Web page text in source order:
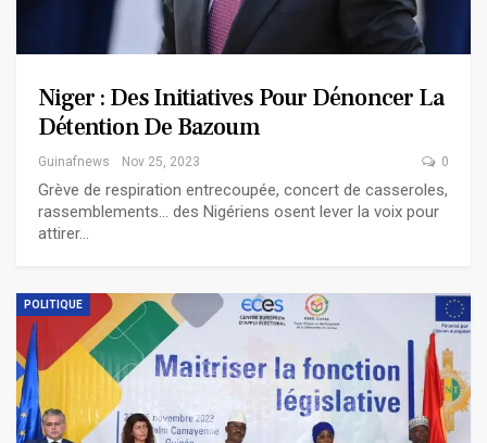
Niger : Des Initiatives Pour Dénoncer La
Détention De Bazoum
Guinafnews Nov 25, 2023 0
Grève de respiration entrecoupée, concert de casseroles,
rassemblements... des Nigériens osent lever la voix pour
attirer…
POLITIQUE